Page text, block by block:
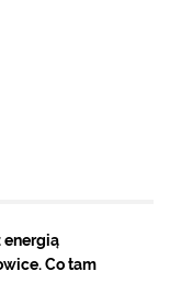
energią
Co tam